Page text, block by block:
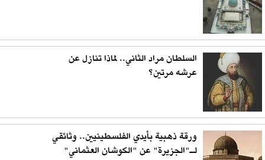
السلطان مراد الثاني.. لماذا تنازل عن
عرشه مرتين؟
ورقة ذهبية بأيدي الفلسطينيين.. وثائقي
لـ"الجزيرة" عن "الكوشان العثماني"